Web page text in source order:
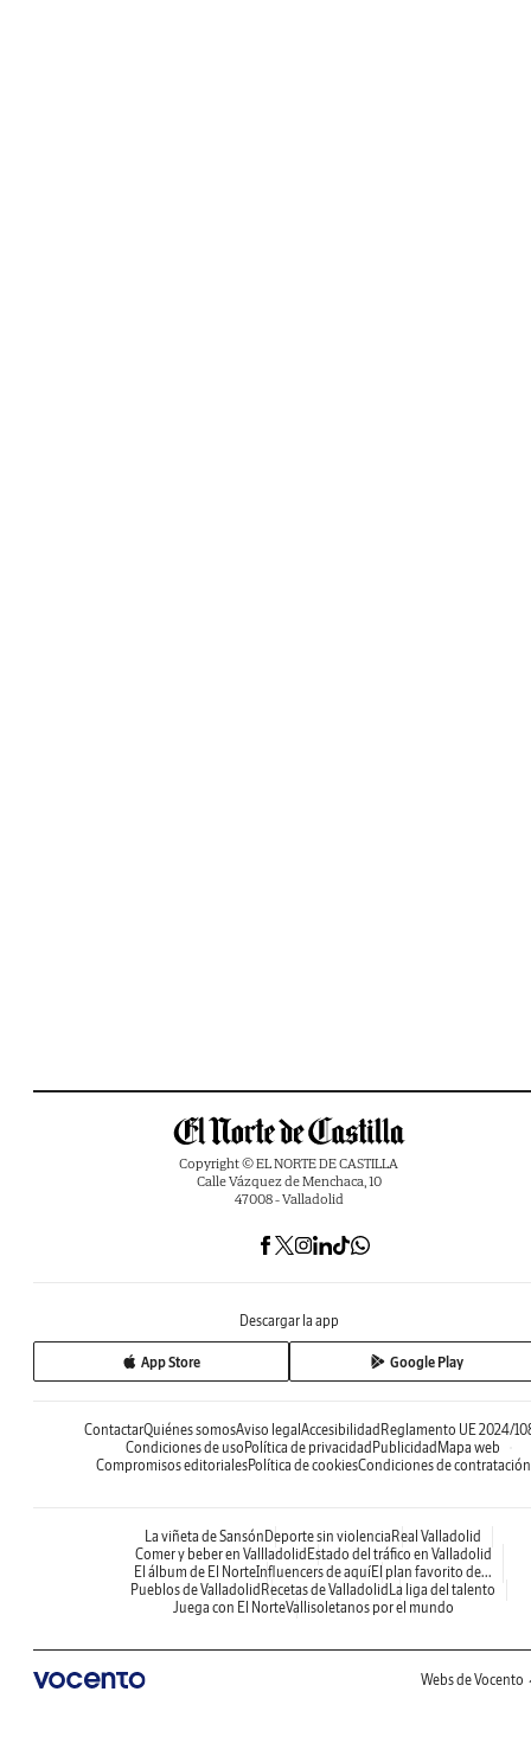
Copyright © EL NORTE DE CASTILLA
Calle Vázquez de Menchaca, 10
47008 - Valladolid
Descargar la app
App Store Google Play
ContactarQuiénes somosAviso legal Accesibilidad Reglamento UE 2024/
Condiciones de uso Política de privacidad Publicidad Mapa web
Compromisos editorialesPolítica de cookiesCondiciones de contratación
La viñeta de Sansón Deporte sin violencia Real Valladolid
Comer y beber en Vallladolid Estado del tráfico en Valladolid
El álbum de El NorteInfluencers de aquíEl plan favorito de...
Pueblos de Valladolid Recetas de Valladolid La liga del talento
Juega con El NorteVallisoletanos por el mundo
Webs de Vocento